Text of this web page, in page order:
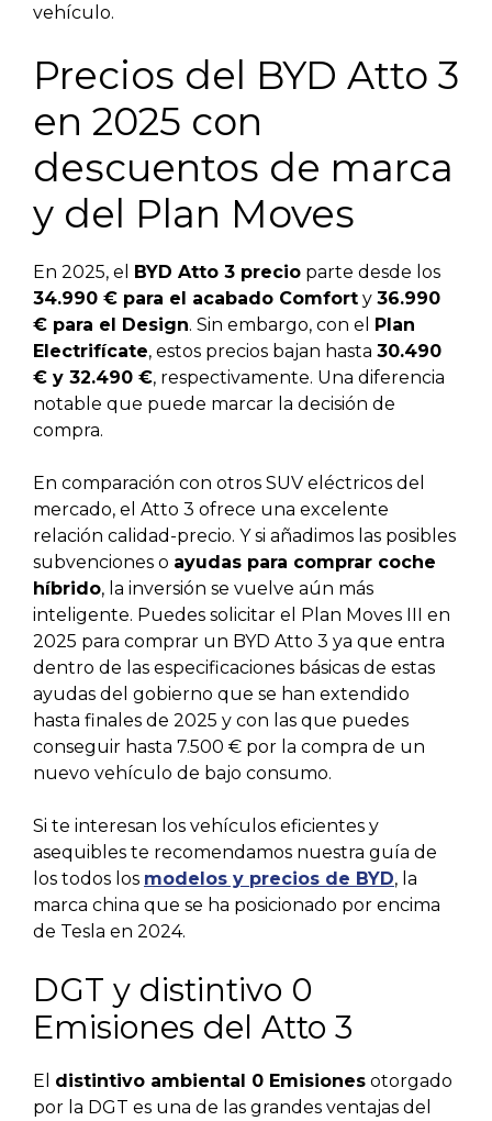
vehículo.
Precios del BYD Atto 3
en 2025 con
descuentos de marca
y del Plan Moves
En 2025, el BYD Atto 3 precio parte desde los
34.990 € para el acabado Comfort y 36.990
€ para el Design. Sin embargo, con el Plan
Electrifícate, estos precios bajan hasta 30.490
€ y 32.490 €, respectivamente. Una diferencia
notable que puede marcar la decisión de
compra.
En comparación con otros SUV eléctricos del
mercado, el Atto 3 ofrece una excelente
relación calidad-precio. Y si añadimos las posibles
subvenciones o ayudas para comprar coche
híbrido, la inversión se vuelve aún más
inteligente. Puedes solicitar el Plan Moves III en
2025 para comprar un BYD Atto 3 ya que entra
dentro de las especificaciones básicas de estas
ayudas del gobierno que se han extendido
hasta finales de 2025 y con las que puedes
conseguir hasta 7.500 € por la compra de un
nuevo vehículo de bajo consumo.
Si te interesan los vehículos eficientes y
asequibles te recomendamos nuestra guía de
los todos los modelos y precios de BYD, la
marca china que se ha posicionado por encima
de Tesla en 2024.
DGT y distintivo 0
Emisiones del Atto 3
El distintivo ambiental 0 Emisiones otorgado
por la DGT es una de las grandes ventajas del